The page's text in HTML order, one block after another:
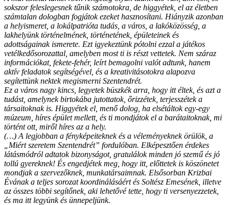
sokszor feleslegesnek tűnik számotokra, de higgyétek, el az életben
számtalan dologban fogjátok ezeket hasznosítani. Hiányzik azonban
a helyismeret, a lokálpatrióta tudás, a város, a lakóközösség, a
lakhelyünk történelmének, történetének, épületeinek és
adottságainak ismerete. Ezt igyekeztünk pótolni ezzal a játékos
vetélkedősorozattal, amelyben most ti is részt vettetek. Nem száraz
információkat, fekete-fehér, leírt bemagolni valót adtunk, hanem
aktív feladatok segítségével, és a kreativitásotokra alapozva
segítettünk nektek megismerni Szentendrét.
Ez a város nagy kincs, legyetek büszkék arra, hogy itt éltek, és azt a
tudást, amelynek birtokába jutottatok, őrizzétek, terjesszétek a
társaitoknak is. Higgyétek el, menő dolog, ha elsétáltok egy-egy
múzeum, híres épület mellett, és ti mondjátok el a barátaitoknak, mi
történt ott, miről híres az a hely.
(…) A legjobban a fényképeiteknek és a véleményeknek örülök, a
„Miért szeretem Szentendrét” fordulóban. Elképesztően érdekes
látásmódról adtatok bizonyságot, gratulálok minden jó szemű és jó
tollú gyereknek! És engedjétek meg, hogy itt, előttetek is köszönetet
mondjak a szervezőknek, munkatársaimnak. Elsősorban Krizbai
Évának a teljes sorozat koordinálásáért és Soltész Emesének, illetve
az összes többi segítőnek, aki lehetővé tette, hogy ti versenyezzetek,
és ma itt legyünk és ünnepeljünk.